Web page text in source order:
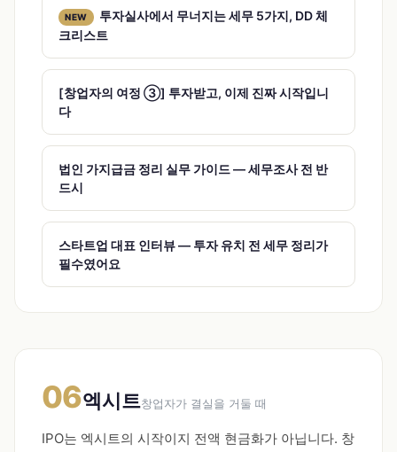
NEW
투자실사에서 무너지는 세무 5가지, DD 체
크리스트
[창업자의 여정 ③] 투자받고, 이제 진짜 시작입니
다
법인 가지급금 정리 실무 가이드 — 세무조사 전 반
드시
스타트업 대표 인터뷰 — 투자 유치 전 세무 정리가
필수였어요
06엑시트창업자가 결실을 거둘 때
IPO는 엑시트의 시작이지 전액 현금화가 아닙니다. 창